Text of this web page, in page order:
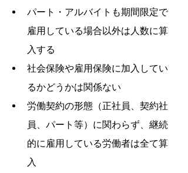
パート・アルバイトも期間限定で
雇用している場合以外は人数に算
入する
社会保険や雇用保険に加入してい
るかどうかは関係ない
労働契約の形態（正社員、契約社
員、パート等）に関わらず、継続
的に雇用している労働者は全て算
入